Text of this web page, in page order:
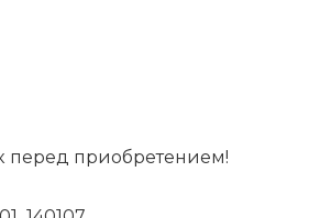
перед приобретением!